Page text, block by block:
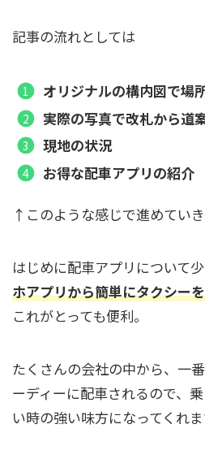
記事の流れとしては
オリジナルの構内図で場
実際の写真で改札から道
現地の状況
お得な配車アプリの紹介
↑このような感じで進めていき
はじめに配車アプリについて少
ホアプリから簡単にタクシー
これがとっても便利。
たくさんの会社の中から、一
ーディーに配車されるので、
い時の強い味方になってくれま